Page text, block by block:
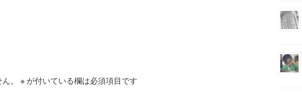
。 ※ が付いている欄は必須項目です